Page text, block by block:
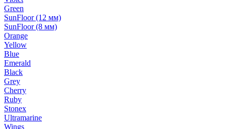
Green
SunFloor (12 мм)
SunFloor (8 мм)
Orange
Yellow
Blue
Emerald
Black
Grey
Cherry
Ruby
Stonex
Ultramarine
Wings